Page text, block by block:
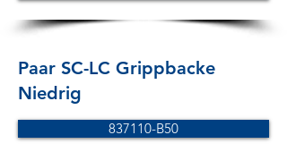
Paar SC-LC Grippbacke
Niedrig
837110-B50